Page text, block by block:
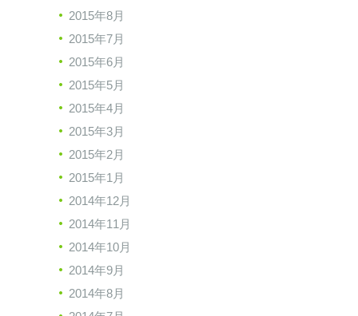
2015年8月
2015年7月
2015年6月
2015年5月
2015年4月
2015年3月
2015年2月
2015年1月
2014年12月
2014年11月
2014年10月
2014年9月
2014年8月